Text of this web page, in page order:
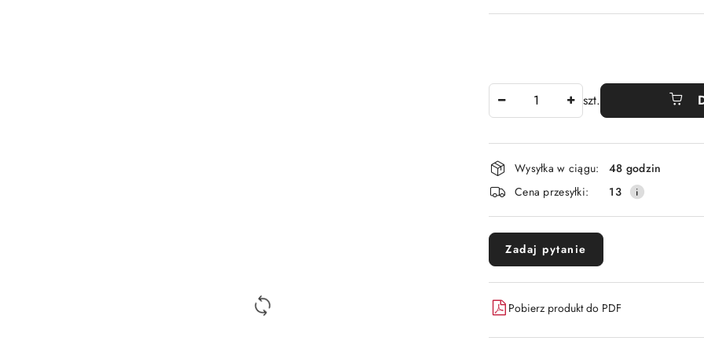
szt.
Dostępność
i
dostawa
Wysyłka w ciągu:
48 godzin
Cena przesyłki:
13
Zadaj pytanie
Pobierz produkt do PDF